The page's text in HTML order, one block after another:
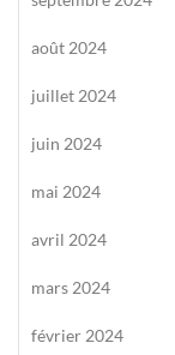
août 2024
juillet 2024
juin 2024
mai 2024
avril 2024
mars 2024
février 2024